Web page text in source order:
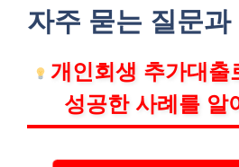
자주 묻는 질문과
개인회생 추가대출
성공한 사례를 알